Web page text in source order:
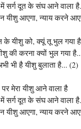
में सर्ग दूत के संघ आने वाला
यीशु आएगा, न्याय करने
के यीशु को, क्यूं तू भुल गया है
की करना क्यों भुल गया
भी है यीशु बुलाता है... (2)
पर मेरा यीशु आने वाला है
में सर्ग दूत के संघ आने वाला
यीशु आएगा, न्याय करने